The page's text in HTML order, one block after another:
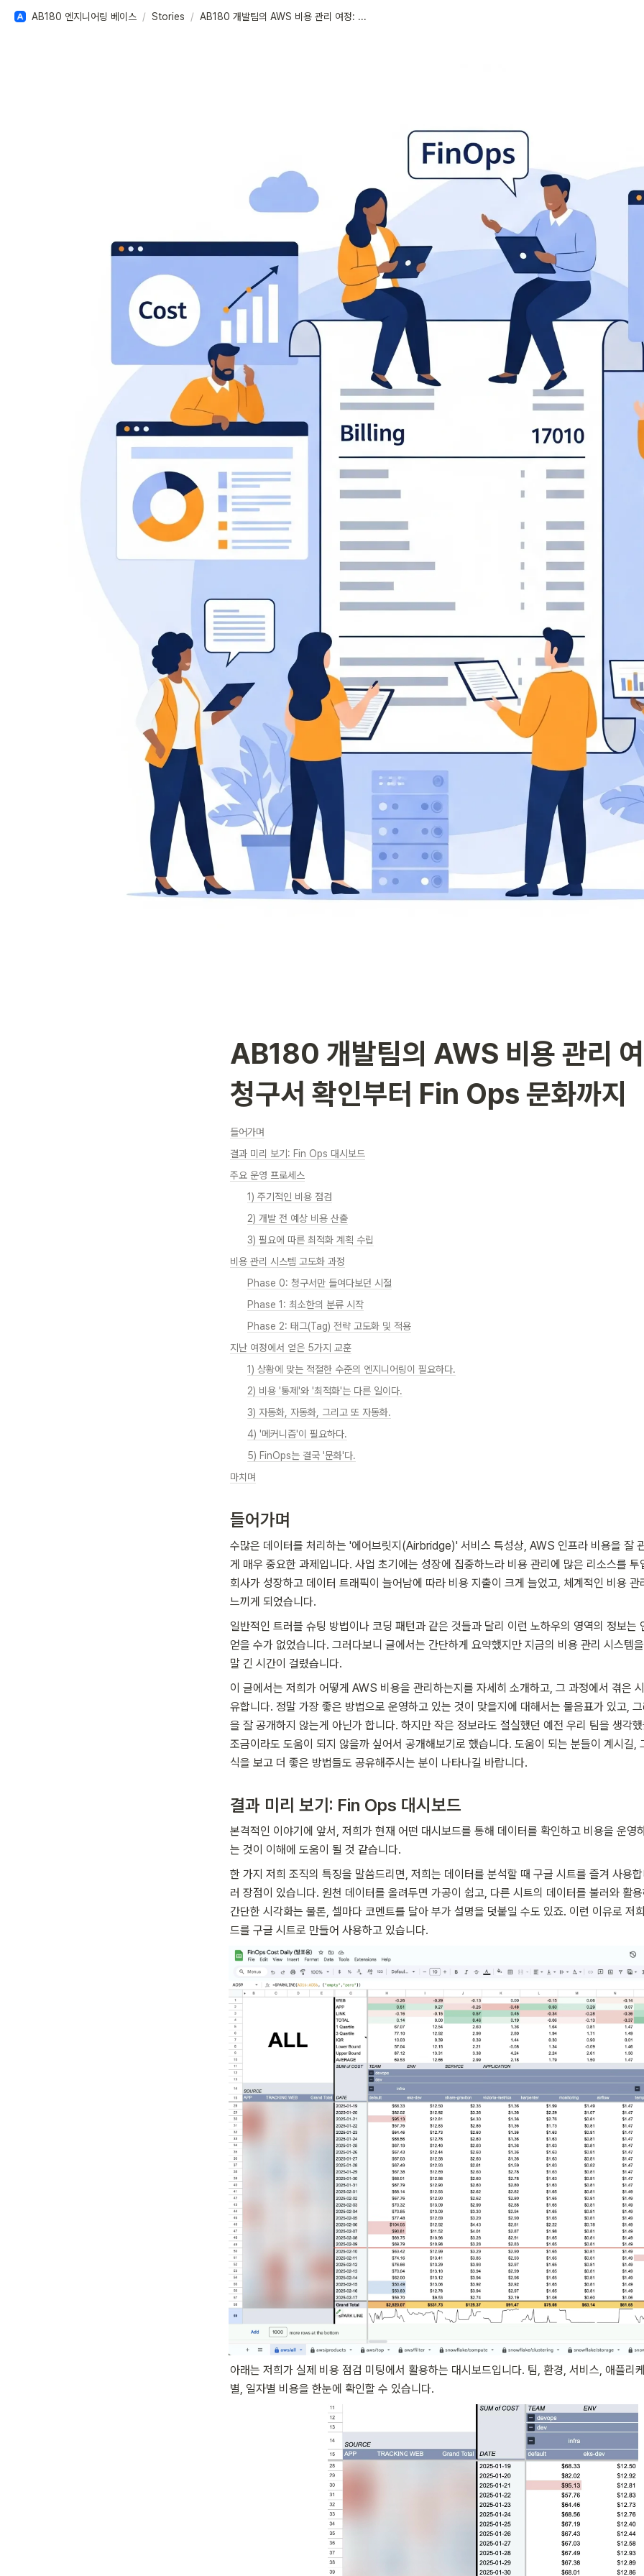
AB180 엔지니어링 베이스 / Stories / AB180 개발팀의 AWS 비용 관리 여정: 청구서 확인부터 Fin Ops 문화까지
AB180 개발팀의 AWS 비용 관리
청구서 확인부터 Fin Ops 문화까지
들어가며
결과 미리 보기: Fin Ops 대시보드
주요 운영 프로세스
1) 주기적인 비용 점검
2) 개발 전 예상 비용 산출
3) 필요에 따른 최적화 계획 수립
비용 관리 시스템 고도화 과정
Phase 0: 청구서만 들여다보던 시절
Phase 1: 최소한의 분류 시작
Phase 2: 태그(Tag) 전략 고도화 및 적용
지난 여정에서 얻은 5가지 교훈
1) 상황에 맞는 적절한 수준의 엔지니어링이 필요하다.
2) 비용 '통제'와 '최적화'는 다른 일이다.
3) 자동화, 자동화, 그리고 또 자동화.
4) '메커니즘'이 필요하다.
5) FinOps는 결국 '문화'다.
마치며
들어가며
수많은 데이터를 처리하는 '에어브릿지(Airbridge)' 서비스 특성상, AWS 인프라 비용을 잘
게 매우 중요한 과제입니다. 사업 초기에는 성장에 집중하느라 비용 관리에 많은 리소스를 투
회사가 성장하고 데이터 트래픽이 늘어남에 따라 비용 지출이 크게 늘었고, 체계적인 비용
느끼게 되었습니다.
일반적인 트러블 슈팅 방법이나 코딩 패턴과 같은 것들과 달리 이런 노하우의 영역의 정보는
얻을 수가 없었습니다. 그러다보니 글에서는 간단하게 요약했지만 지금의 비용 관리 시스템
말 긴 시간이 걸렸습니다.
이 글에서는 저희가 어떻게 AWS 비용을 관리하는지를 자세히 소개하고, 그 과정에서 겪은
유합니다. 정말 가장 좋은 방법으로 운영하고 있는 것이 맞을지에 대해서는 물음표가 있고,
을 잘 공개하지 않는게 아닌가 합니다. 하지만 작은 정보라도 절실했던 예전 우리 팀을 생각
조금이라도 도움이 되지 않을까 싶어서 공개해보기로 했습니다. 도움이 되는 분들이 계시길,
식을 보고 더 좋은 방법들도 공유해주시는 분이 나타나길 바랍니다.
결과 미리 보기: Fin Ops 대시보드
본격적인 이야기에 앞서, 저희가 현재 어떤 대시보드를 통해 데이터를 확인하고 비용을 운영
는 것이 이해에 도움이 될 것 같습니다.
한 가지 저희 조직의 특징을 말씀드리면, 저희는 데이터를 분석할 때 구글 시트를 즐겨 사용
러 장점이 있습니다. 원천 데이터를 올려두면 가공이 쉽고, 다른 시트의 데이터를 불러와 활
간단한 시각화는 물론, 셀마다 코멘트를 달아 부가 설명을 덧붙일 수도 있죠. 이런 이유로 저
드를 구글 시트로 만들어 사용하고 있습니다.
아래는 저희가 실제 비용 점검 미팅에서 활용하는 대시보드입니다. 팀, 환경, 서비스, 애플리
별, 일자별 비용을 한눈에 확인할 수 있습니다.